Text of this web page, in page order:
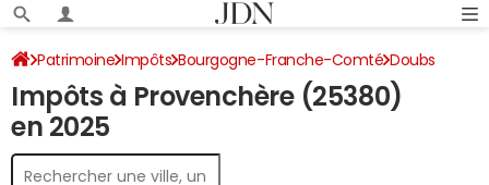
Patrimoine Impôts Bourgogne-Franche-Comté Doubs
Provenchère Impôt sur le revenu
Impôts à Provenchère (25380)
en 2025